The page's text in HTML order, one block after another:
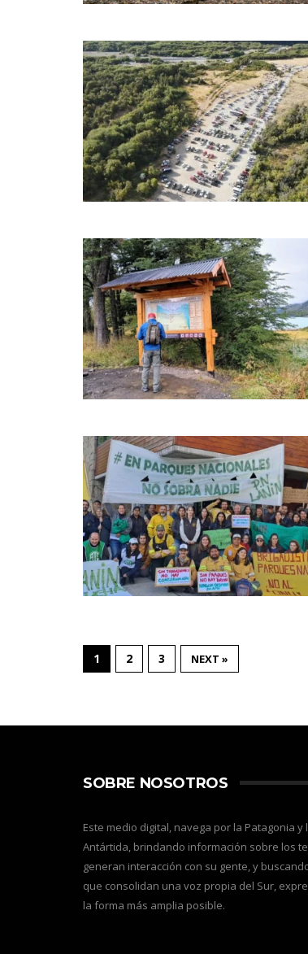
1 2 3 NEXT »
SOBRE NOSOTROS
Este medio digital, navega por la Patagonia y
Antártida, brindando información sobre los
generan interacción con su gente, y
que consolidan una voz propia del Sur,
la forma más amplia posible.